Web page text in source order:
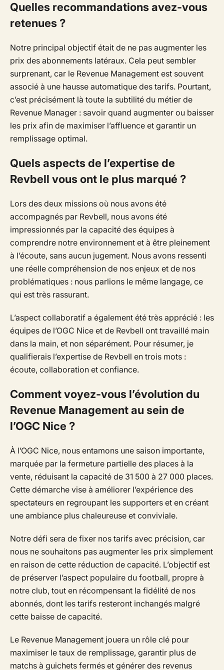
Quelles recommandations avez-vous
retenues ?
Notre principal objectif était de ne pas augmenter les
prix des abonnements latéraux. Cela peut sembler
surprenant, car le Revenue Management est souvent
associé à une hausse automatique des tarifs. Pourtant,
c’est précisément là toute la subtilité du métier de
Revenue Manager : savoir quand augmenter ou baisser
les prix afin de maximiser l’affluence et garantir un
remplissage optimal.
Quels aspects de l’expertise de
Revbell vous ont le plus marqué ?
Lors des deux missions où nous avons été
accompagnés par Revbell, nous avons été
impressionnés par la capacité des équipes à
comprendre notre environnement et à être pleinement
à l’écoute, sans aucun jugement. Nous avons ressenti
une réelle compréhension de nos enjeux et de nos
problématiques : nous parlions le même langage, ce
qui est très rassurant.
L’aspect collaboratif a également été très apprécié : les
équipes de l’OGC Nice et de Revbell ont travaillé main
dans la main, et non séparément. Pour résumer, je
qualifierais l’expertise de Revbell en trois mots :
écoute, collaboration et confiance.
Comment voyez-vous l’évolution du
Revenue Management au sein de
l’OGC Nice ?
À l’OGC Nice, nous entamons une saison importante,
marquée par la fermeture partielle des places à la
vente, réduisant la capacité de 31 500 à 27 000 places.
Cette démarche vise à améliorer l’expérience des
spectateurs en regroupant les supporters et en créant
une ambiance plus chaleureuse et conviviale.
Notre défi sera de fixer nos tarifs avec précision, car
nous ne souhaitons pas augmenter les prix simplement
en raison de cette réduction de capacité. L’objectif est
de préserver l’aspect populaire du football, propre à
notre club, tout en récompensant la fidélité de nos
abonnés, dont les tarifs resteront inchangés malgré
cette baisse de capacité.
Le Revenue Management jouera un rôle clé pour
maximiser le taux de remplissage, garantir plus de
matchs à guichets fermés et générer des revenus